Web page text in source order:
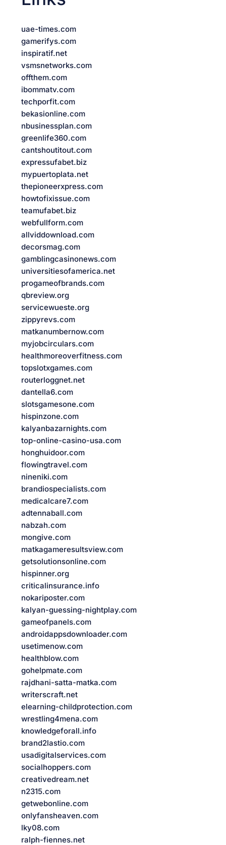
uae-times.com
gamerifys.com
inspiratif.net
vsmsnetworks.com
offthem.com
ibommatv.com
techporfit.com
bekasionline.com
nbusinessplan.com
greenlife360.com
cantshoutitout.com
expressufabet.biz
mypuertoplata.net
thepioneerxpress.com
howtofixissue.com
teamufabet.biz
webfullform.com
allviddownload.com
decorsmag.com
gamblingcasinonews.com
universitiesofamerica.net
progameofbrands.com
qbreview.org
servicewueste.org
zippyrevs.com
matkanumbernow.com
myjobcirculars.com
healthmoreoverfitness.com
topslotxgames.com
routerloggnet.net
dantella6.com
slotsgamesone.com
hispinzone.com
kalyanbazarnights.com
top-online-casino-usa.com
honghuidoor.com
flowingtravel.com
nineniki.com
brandiospecialists.com
medicalcare7.com
adtennaball.com
nabzah.com
mongive.com
matkagameresultsview.com
getsolutionsonline.com
hispinner.org
criticalinsurance.info
nokariposter.com
kalyan-guessing-nightplay.com
gameofpanels.com
androidappsdownloader.com
usetimenow.com
healthblow.com
gohelpmate.com
rajdhani-satta-matka.com
writerscraft.net
elearning-childprotection.com
wrestling4mena.com
knowledgeforall.info
brand2lastio.com
usadigitalservices.com
socialhoppers.com
creativedream.net
n2315.com
getwebonline.com
onlyfansheaven.com
lky08.com
ralph-fiennes.net